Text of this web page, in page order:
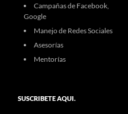
Campañas de Facebook,
Google
Manejo de Redes Sociales
Asesorías
Mentorías
SUSCRIBETE AQUI.